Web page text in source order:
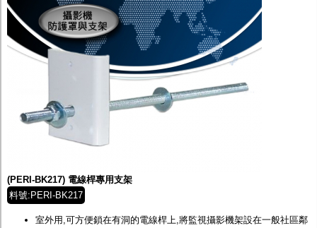
(PERI-BK217) 電線桿專用支架
料號:PERI-BK217
室外用,可方便鎖在有洞的電線桿上,將監視攝影機架設在一般社區鄰